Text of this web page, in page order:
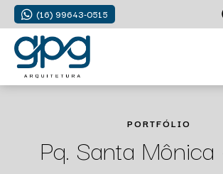
(16) 99643-0515
PORTFÓLIO
Pq. Santa Mônica